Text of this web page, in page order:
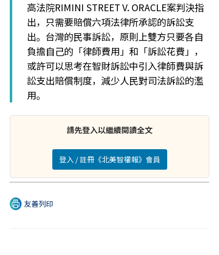
高法院RIMINI STREET V. ORACLE案判決指
出，只需要賠償六項法律所承認的訴訟支
出。台灣的民事訴訟，原則上雙方只要各自
負擔自己的「律師費用」和「訴訟花費」，
或許可以思考在智財訴訟中引入律師費與訴
訟支出賠償制度，減少人民對司法訴訟的濫
用。
請先登入以繼續閱讀全文
登入 / 註冊《北美智權報》會員
友善列印